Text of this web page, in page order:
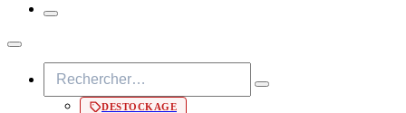
DESTOCKAGE